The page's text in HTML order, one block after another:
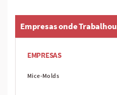
Empresas onde Trabalhou
EMPRESAS
Mice-Molds